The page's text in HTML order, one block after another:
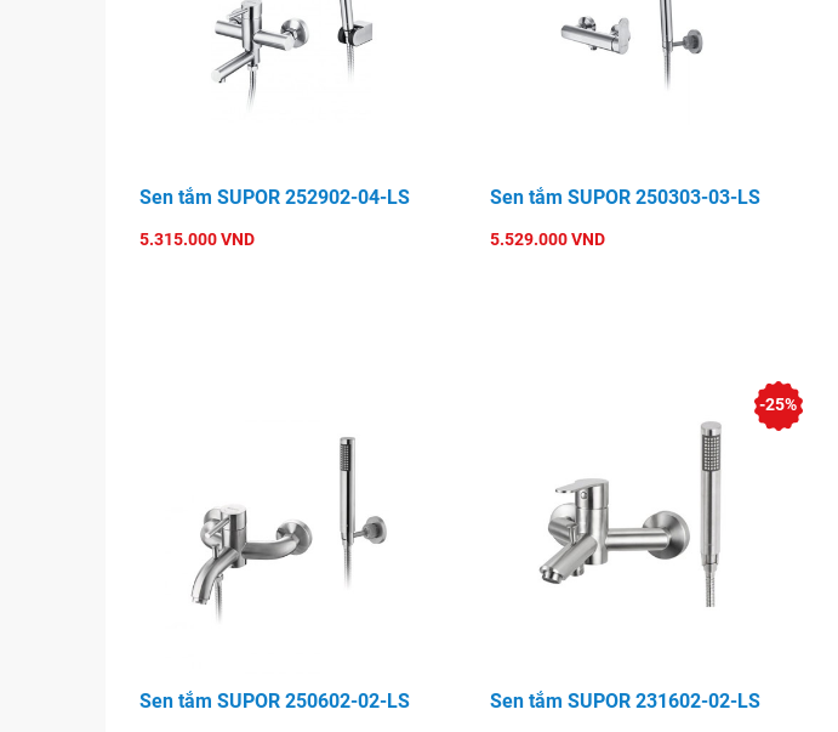
có chế độ bảo hành sản phẩm đặc biệt lên tới 07 năm.
Sen tắm SUPOR 252902-04-LS
5.315.000 VND
Sen tắm SUPOR 250303-03-LS
5.529.000 VND
Sen tắm SUPOR 250602-02-LS Sen tắm SUPOR 231602-02-LS
-25%